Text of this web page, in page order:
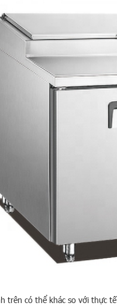
trên có thể khác so với thực tế